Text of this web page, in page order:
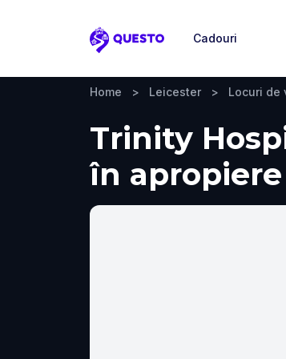
Questo
Cadouri
Home > Leicester > Locuri de
Trinity
în apropiere